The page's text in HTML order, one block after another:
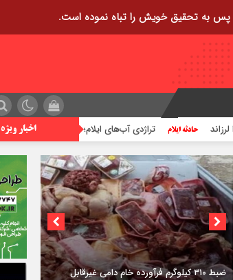
اخبار ویژهتراژدی آب‌های ایلام؛ زنگ خطر افزایش غرق شدگی ها